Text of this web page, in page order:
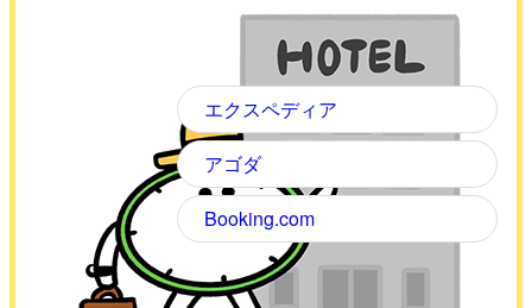
エクスペディア
アゴダ
Booking.com